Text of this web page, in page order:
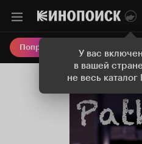
У вас
в вашей
не весь
Попробовать Плюс